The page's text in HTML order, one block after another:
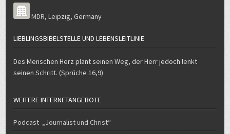
MDR,Leipzig,Germany
LIEBLINGSBIBELSTELLE UND LEBENSLEITLINIE
Des Menschen Herz plant seinen Weg, der Herr jedoch lenkt
seinen Schritt. (Sprüche 16,9)
WEITERE INTERNETANGEBOTE
Podcast „Journalist und Christ“